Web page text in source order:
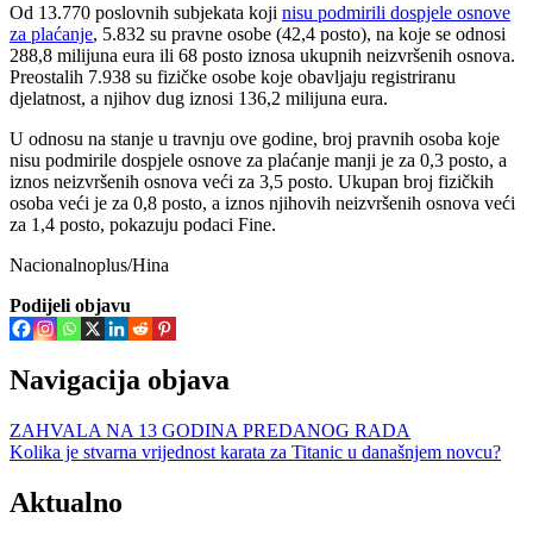
Od 13.770 poslovnih subjekata koji nisu podmirili dospjele osnove
za plaćanje, 5.832 su pravne osobe (42,4 posto), na koje se odnosi
288,8 milijuna eura ili 68 posto iznosa ukupnih neizvršenih osnova.
Preostalih 7.938 su fizičke osobe koje obavljaju registriranu
djelatnost, a njihov dug iznosi 136,2 milijuna eura.
U odnosu na stanje u travnju ove godine, broj pravnih osoba koje
nisu podmirile dospjele osnove za plaćanje manji je za 0,3 posto, a
iznos neizvršenih osnova veći za 3,5 posto. Ukupan broj fizičkih
osoba veći je za 0,8 posto, a iznos njihovih neizvršenih osnova veći
za 1,4 posto, pokazuju podaci Fine.
Nacionalnoplus/Hina
Podijeli objavu
Navigacija objava
ZAHVALA NA 13 GODINA PREDANOG RADA
Kolika je stvarna vrijednost karata za Titanic u današnjem novcu?
Aktualno